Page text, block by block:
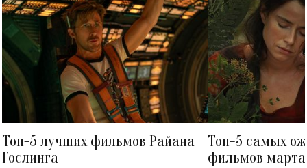
Топ-5 лучших фильмов Райана
Гослинга
Топ-5 самых
фильмов